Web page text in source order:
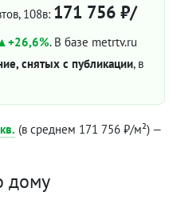
108в: 171 756 ₽/
+26,6%. В базе metrtv.ru
снятых с публикации, в
(в среднем 171 756 ₽/м²) —
дому